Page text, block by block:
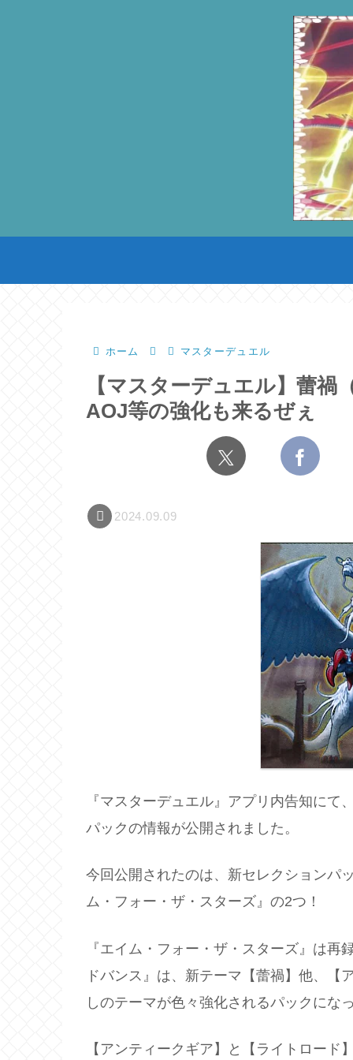
ホーム マスターデュエル
【マスターデュエル】蕾
AOJ等の強化も来るぜぇ
2024.09.09
『マスターデュエル』アプリ内告知に
パックの情報が公開されました。
今回公開されたのは、新セレクションパ
ム・フォー・ザ・スターズ』の2つ！
『エイム・フォー・ザ・スターズ』は
ドバンス』は、新テーマ【蕾禍】他、【
しのテーマが色々強化されるパックにな
【アンティークギア】と【ライトロー